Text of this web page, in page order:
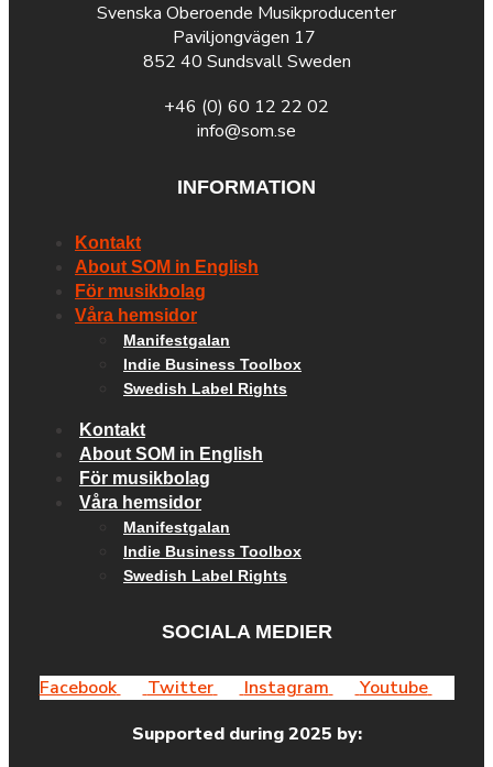
Svenska Oberoende Musikproducenter
Paviljongvägen 17
852 40 Sundsvall Sweden
+46 (0) 60 12 22 02
info@som.se
INFORMATION
Kontakt
About SOM in English
För musikbolag
Våra hemsidor
Manifestgalan
Indie Business Toolbox
Swedish Label Rights
Kontakt
About SOM in English
För musikbolag
Våra hemsidor
Manifestgalan
Indie Business Toolbox
Swedish Label Rights
SOCIALA MEDIER
Facebook Twitter Instagram
Youtube
Supported during 2025 by: